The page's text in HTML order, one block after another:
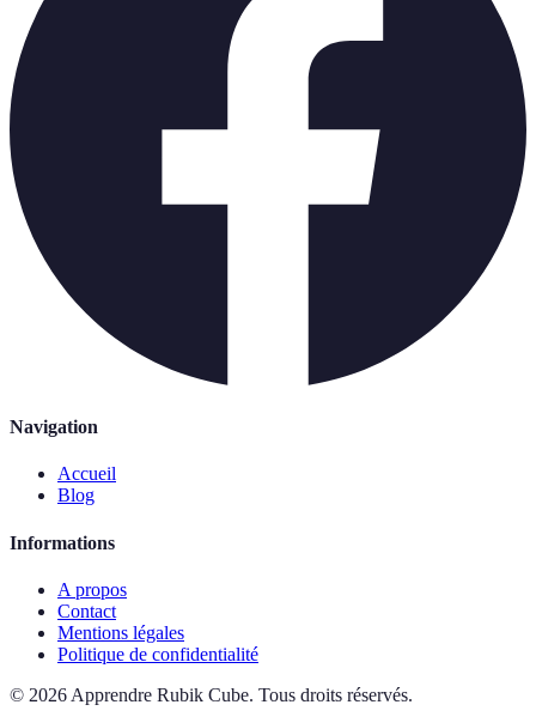
Navigation
Accueil
Blog
Informations
A propos
Contact
Mentions légales
Politique de confidentialité
© 2026 Apprendre Rubik Cube. Tous droits réservés.